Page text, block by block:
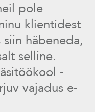
pole
klientidest
häbeneda,
selline.
-
vajadus e-